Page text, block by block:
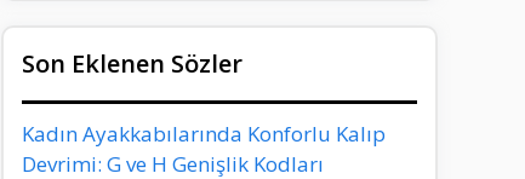
Son Eklenen Sözler
Kadın Ayakkabılarında Konforlu Kalıp
Devrimi: G ve H Genişlik Kodları